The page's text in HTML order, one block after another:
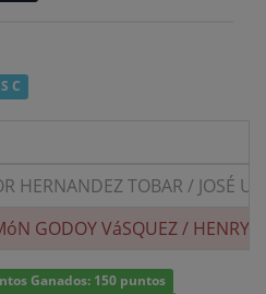
C
HERNANDEZ TOBAR / JOSÉ
GODOY VáSQUEZ/ HENRY
Ganados: 150 puntos